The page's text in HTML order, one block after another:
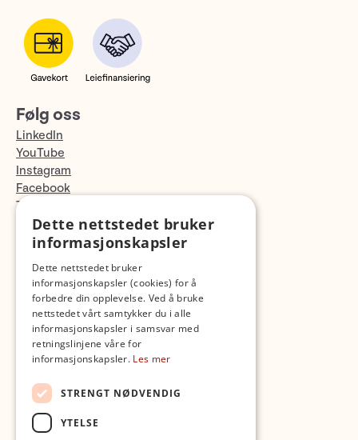
Følg oss
LinkedIn
YouTube
Instagram
Facebook
TikTok
Fotopodden
Dette nettstedet bruker
informasjonskapsler
Dette nettstedet bruker
informasjonskapsler (cookies) for å
forbedre din opplevelse. Ved å bruke
nettstedet vårt samtykker du i alle
informasjonskapsler i samsvar med
retningslinjene våre for
informasjonskapsler. Les mer
STRENGT NØDVENDIG
YTELSE